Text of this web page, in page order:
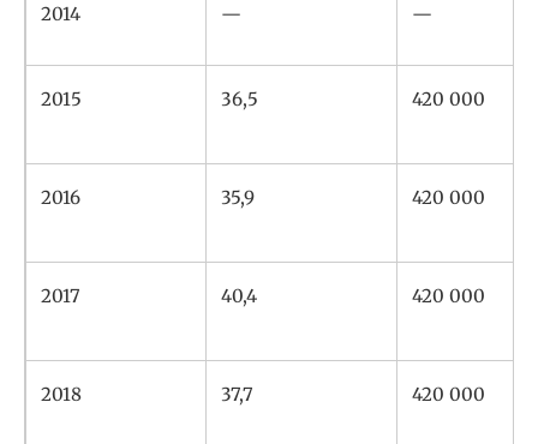
2014 — —
2015 36,5 420 000
2016 35,9 420 000
2017 40,4 420 000
2018 37,7 420 000